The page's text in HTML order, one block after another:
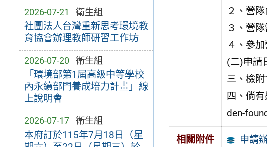
2026-07-21 衛生組
社團法人台灣重新思考環境教
育協會辦理教師研習工作坊
2026-07-20 衛生組
「環境部第1屆高級中等學校
內永續部門養成培力計畫」線
上說明會
2026-07-17 衛生組
本府訂於115年7月18日（星
２、營
３、營
４、參
(二)申請
三、檢
四、倘
den-
相關附件 申請